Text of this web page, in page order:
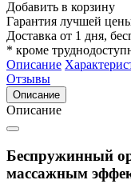
Добавить в корзину
Гарантия лучшей
Доставка от 1 дня,
* кроме
Описание
Отзывы
Описание
Описание
Беспружинный
массажным